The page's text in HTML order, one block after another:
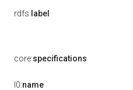
rdfs: label
core:specifications
l0:name